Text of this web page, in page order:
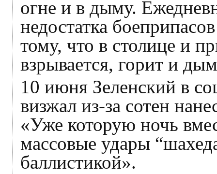
огне и в дыму.
недостатка
тому, что в столице и
взрывается, горит и
10 июня Зеленский в
визжал из-за сотен
«Уже которую ночь
массовые удары
баллистикой».